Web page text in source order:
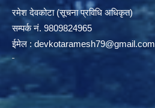
रमेश देवकोटा (सूचना प्रविधि अधिकृत)
सम्पर्क न‌ं. 9809824965
ईमेल : devkotaramesh79@gmail.com